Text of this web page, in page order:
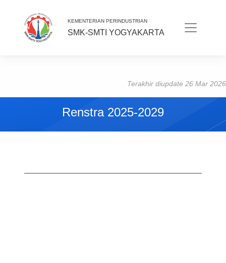
KEMENTERIAN PERINDUSTRIAN
SMK-SMTI YOGYAKARTA
Terakhir diupdate 26 Mar 2026
Renstra 2025-2029